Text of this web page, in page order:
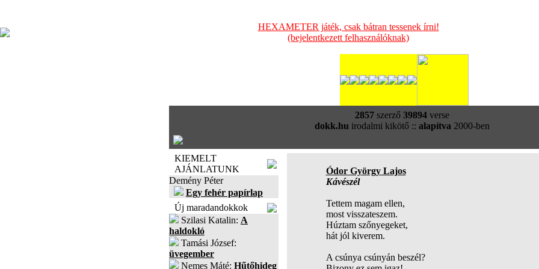
HEXAMETER játék, csak bátran tessenek írni!
(bejelentkezett felhasználóknak)
2857szerző 39894verse
dokk.hu irodalmi kikötő :: alapítva 2000-ben
KIEMELT
AJÁNLATUNK
Demény Péter
Egy fehér papírlap
Új maradandokkok
Szilasi Katalin: A
haldokló
Tamási József:
üvegember
Nemes Máté: Hűtőhideg
Ódor György Lajos
Kávészél
Tettem magam ellen,
most visszateszem.
Húztam szőnyegeket,
hát jól kiverem.
A csúnya csúnyán beszél?